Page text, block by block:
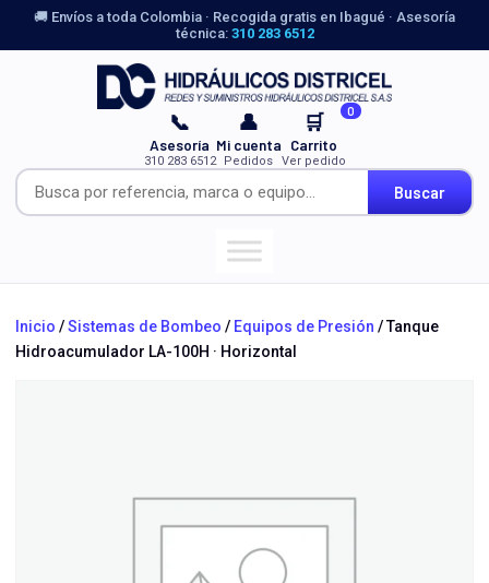
🚚 Envíos a toda Colombia · Recogida gratis en Ibagué · Asesoría
técnica: 310 283 6512
Buscar
📞
Asesoría
310 283 6512
👤
Mi cuenta
Pedidos
🛒 0
Carrito
Ver pedido
Inicio /Sistemas de Bombeo / Equipos de Presión / Tanque
Hidroacumulador LA-100H · Horizontal